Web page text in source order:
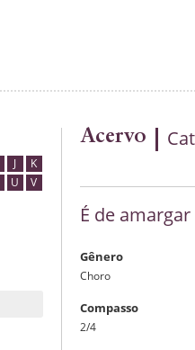
J
K
U
V
Acervo
É de amargar
Gênero
Choro
Compasso
2/4